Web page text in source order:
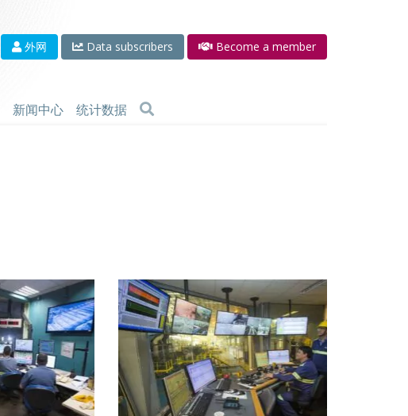
外网 Data subscribers Become a member
新闻中心 统计数据